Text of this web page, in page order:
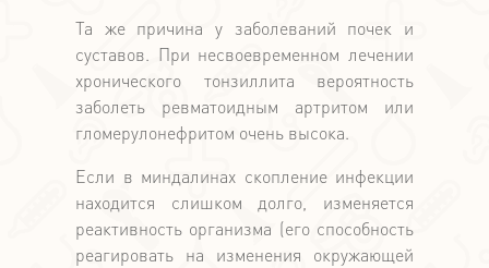
Та же причина у заболеваний почек и
суставов. При несвоевременном лечении
хронического тонзиллита вероятность
заболеть ревматоидным артритом или
гломерулонефритом очень высока.
Если в миндалинах скопление инфекции
находится слишком долго, изменяется
реактивность организма (его способность
реагировать на изменения окружающей